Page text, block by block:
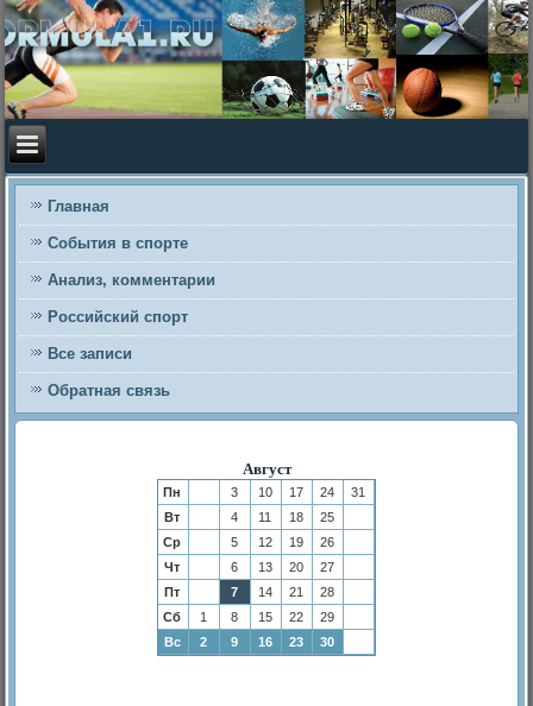
Главная
События в спорте
Анализ, комментарии
Российский спорт
Все записи
Обратная связь
Август
Пн 3 10 17 24
31
Вт
4 11 18
25
Ср
5 12 19
26
Чт
6 13 20
27
Пт
7 14 21
28
Сб
1 8 15 22
29
Вс
2 9 16 23 30